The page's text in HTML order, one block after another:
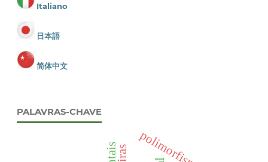
Italiano
日本語
简体中文
PALAVRAS-CHAVE